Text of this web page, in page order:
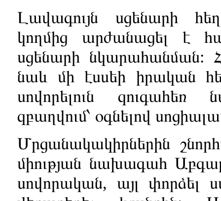
Լավագույն սցենարի
կողմից արժանացել է
սցենարի նկարահանման:
նաև մի էսսեի իրական
սովորելուն զուգահեռ
զբաղվում՝ օգնելով
Մրցանակակիրներին
միության նախագահ
սովորական, այլ փորձել